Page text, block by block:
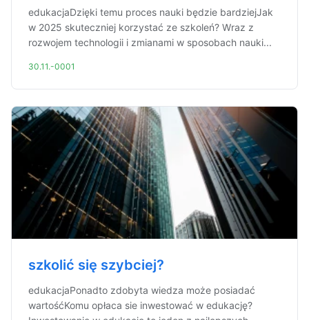
edukacjaDzięki temu proces nauki będzie bardziejJak
w 2025 skuteczniej korzystać ze szkoleń? Wraz z
rozwojem technologii i zmianami w sposobach nauki...
30.11.-0001
szkolić się szybciej?
edukacjaPonadto zdobyta wiedza może posiadać
wartośćKomu opłaca sie inwestować w edukację?